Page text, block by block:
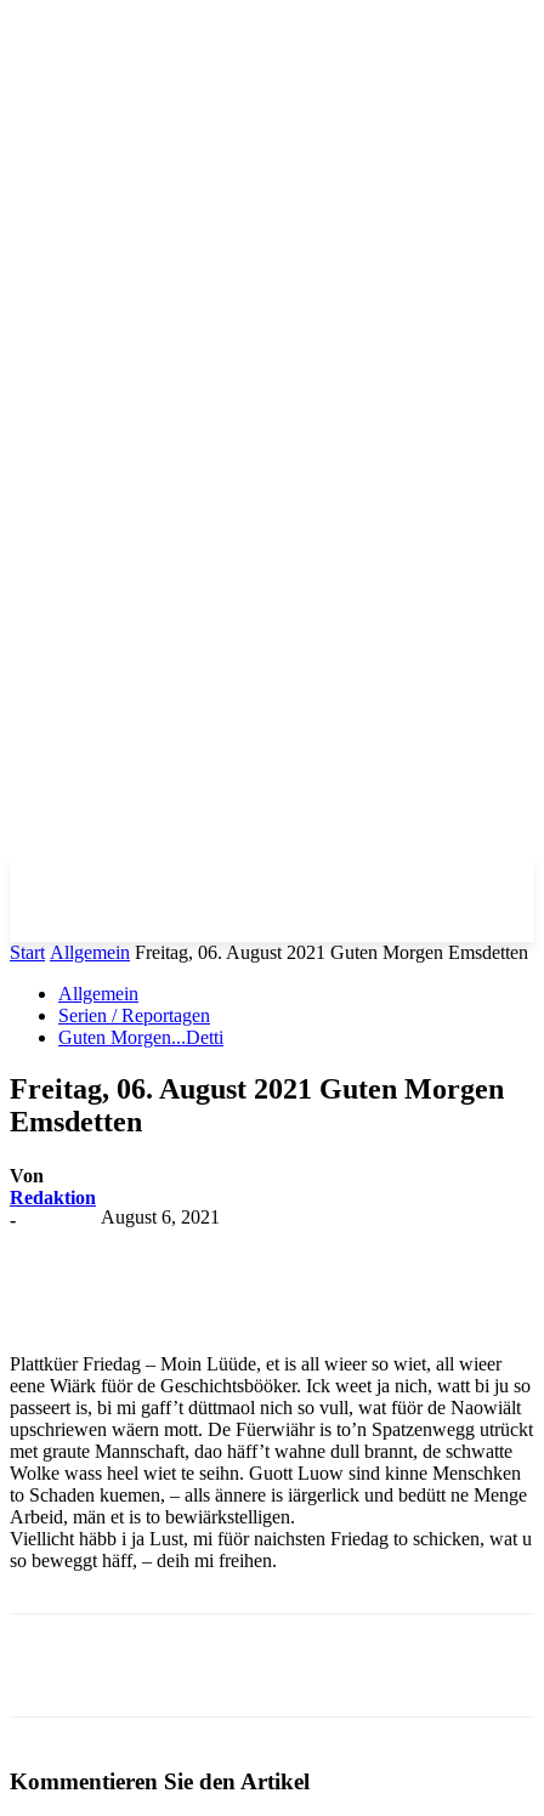
Start Allgemein Freitag, 06. August 2021 Guten Morgen Emsdetten
Allgemein
Serien / Reportagen
Guten Morgen...Detti
Freitag, 06. August 2021 Guten Morgen
Emsdetten
Von
Redaktion
-
August 6, 2021
Plattküer Friedag – Moin Lüüde, et is all wieer so wiet, all wieer
eene Wiärk füör de Geschichtsbööker. Ick weet ja nich, watt bi ju so
passeert is, bi mi gaff’t düttmaol nich so vull, wat füör de Naowiält
upschriewen wäern mott. De Füerwiähr is to’n Spatzenwegg utrückt
met graute Mannschaft, dao häff’t wahne dull brannt, de schwatte
Wolke wass heel wiet te seihn. Guott Luow sind kinne Menschken
to Schaden kuemen, – alls ännere is iärgerlick und bedütt ne Menge
Arbeid, män et is to bewiärkstelligen.
Viellicht häbb i ja Lust, mi füör naichsten Friedag to schicken, wat u
so beweggt häff, – deih mi freihen.
Kommentieren Sie den Artikel